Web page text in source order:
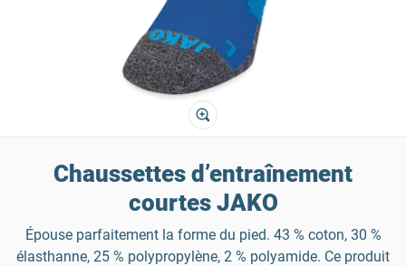
Chaussettes d’entraînement
courtes JAKO
Épouse parfaitement la forme du pied. 43 % coton, 30 %
élasthanne, 25 % polypropylène, 2 % polyamide. Ce produit